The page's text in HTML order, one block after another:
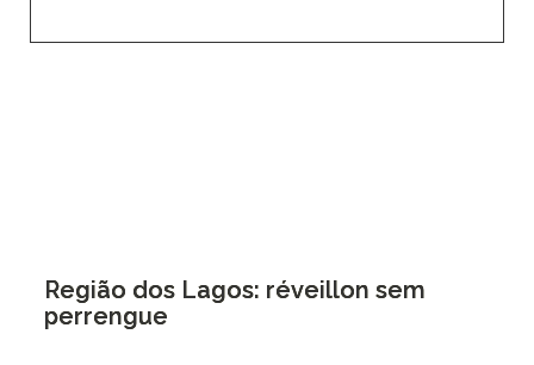
Região dos Lagos: réveillon sem
perrengue